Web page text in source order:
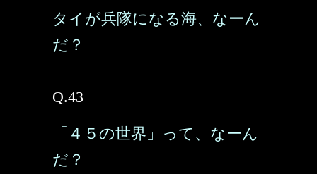
タイが兵隊になる海、なーん
だ？
Q.43
「４５の世界」って、なーん
だ？